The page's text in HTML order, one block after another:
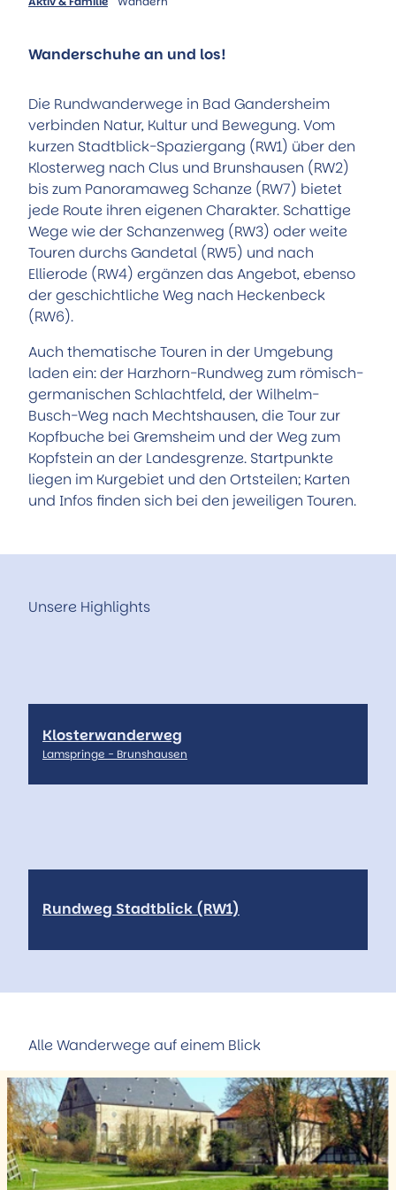
Führungen
StadtMuseum
Kunst unter freiem Himmel
Alle Themen
Natur-Solefreibad
Kurparkanlagen
Radfahren
Wandern
Natur-Solefreibad
Flugplatz
Pony-Gestüt
Kino
Weitere Freizeit- und Sportangebote
Service
Tourist-Information
Prospekte
Öffentliche Toiletten
Stadtplan
Aktuelles
Anreise
Team
Wanderschuhe an und los!
Die Rundwanderwege in Bad Gandersheim
verbinden Natur, Kultur und Bewegung. Vom
kurzen Stadtblick-Spaziergang (RW1) über den
Klosterweg nach Clus und Brunshausen (RW2)
bis zum Panoramaweg Schanze (RW7) bietet
jede Route ihren eigenen Charakter. Schattige
Wege wie der Schanzenweg (RW3) oder weite
Touren durchs Gandetal (RW5) und nach
Ellierode (RW4) ergänzen das Angebot, ebenso
der geschichtliche Weg nach Heckenbeck
(RW6).
Auch thematische Touren in der Umgebung
laden ein: der Harzhorn-Rundweg zum römisch-
germanischen Schlachtfeld, der Wilhelm-
Busch-Weg nach Mechtshausen, die Tour zur
Kopfbuche bei Gremsheim und der Weg zum
Kopfstein an der Landesgrenze. Startpunkte
liegen im Kurgebiet und den Ortsteilen; Karten
und Infos finden sich bei den jeweiligen Touren.
Unsere Highlights
Klosterwanderweg
Lamspringe - Brunshausen
Rundweg Stadtblick (RW1)
Alle Wanderwege auf einem Blick
D
e
t
a
i